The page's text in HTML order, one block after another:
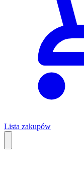
Lista zakupów